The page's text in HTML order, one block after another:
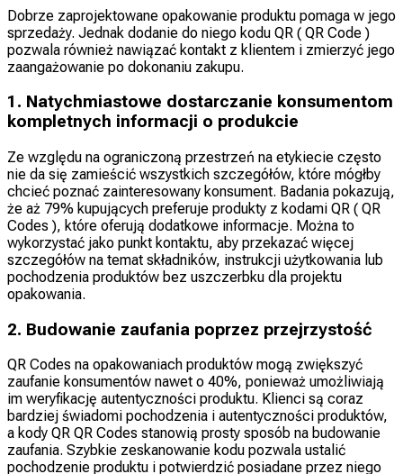
Dobrze zaprojektowane opakowanie produktu pomaga w jego
sprzedaży. Jednak dodanie do niego kodu QR ( QR Code )
pozwala również nawiązać kontakt z klientem i zmierzyć jego
zaangażowanie po dokonaniu zakupu.
1. Natychmiastowe dostarczanie konsumentom
kompletnych informacji o produkcie
Ze względu na ograniczoną przestrzeń na etykiecie często
nie da się zamieścić wszystkich szczegółów, które mógłby
chcieć poznać zainteresowany konsument. Badania pokazują,
że aż 79% kupujących preferuje produkty z kodami QR ( QR
Codes ), które oferują dodatkowe informacje. Można to
wykorzystać jako punkt kontaktu, aby przekazać więcej
szczegółów na temat składników, instrukcji użytkowania lub
pochodzenia produktów bez uszczerbku dla projektu
opakowania.
2. Budowanie zaufania poprzez przejrzystość
QR Codes na opakowaniach produktów mogą zwiększyć
zaufanie konsumentów nawet o 40%, ponieważ umożliwiają
im weryfikację autentyczności produktu. Klienci są coraz
bardziej świadomi pochodzenia i autentyczności produktów,
a kody QR QR Codes stanowią prosty sposób na budowanie
zaufania. Szybkie zeskanowanie kodu pozwala ustalić
pochodzenie produktu i potwierdzić posiadane przez niego